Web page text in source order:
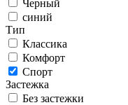
Черный
синий
Тип
Классика
Комфорт
Спорт
Застежка
Без застежки